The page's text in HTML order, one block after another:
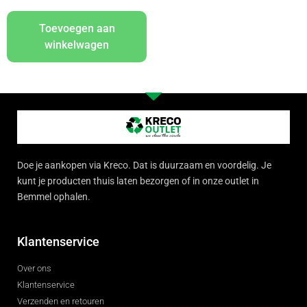
Toevoegen aan
winkelwagen
Doe je aankopen via Kreco. Dat is duurzaam en voordelig. Je
kunt je producten thuis laten bezorgen of in onze outlet in
Bemmel ophalen.
Klantenservice
Over ons
Klantenservice
Verzenden en retouren